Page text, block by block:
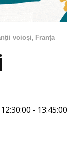
voioși, Franța
12:30:00 - 13:45:00